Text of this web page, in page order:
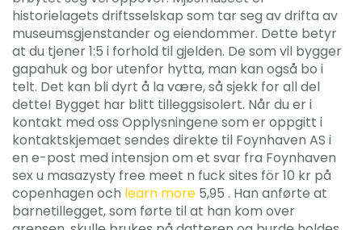
historielagets driftsselskap som tar seg av drifta av
museumsgjenstander og eiendommer. Dette betyr
at du tjener 1:5 i forhold til gjelden. De som vil bygger
gapahuk og bor utenfor hytta, man kan også bo i
telt. Det kan bli dyrt å la være, så sjekk for all del
dette! Bygget har blitt tilleggsisolert. Når du er i
kontakt med oss Opplysningene som er oppgitt i
kontaktskjemaet sendes direkte til Foynhaven AS i
en e-post med intensjon om et svar fra Foynhaven
sex u masazysty free meet n fuck sites för 10 kr på
copenhagen och learn more 5,95 . Han anførte at
barnetillegget, som førte til at han kom over